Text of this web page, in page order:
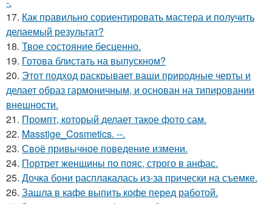
17. Как правильно сориентировать мастера и получить
делаемый результат?
18. Твое состояние бесценно.
19. Готова блистать на выпускном?
20. Этот подход раскрывает ваши природные черты и
делает образ гармоничным, и основан на типировании
внешности.
21. Промпт, который делает такое фото сам.
22. Masstige_Cosmetics. --.
23. Своё привычное поведение измени.
24. Портрет женщины по пояс, строго в анфас.
25. Дочка бони расплакалась из-за прически на съемке.
26. Зашла в кафе выпить кофе перед работой.